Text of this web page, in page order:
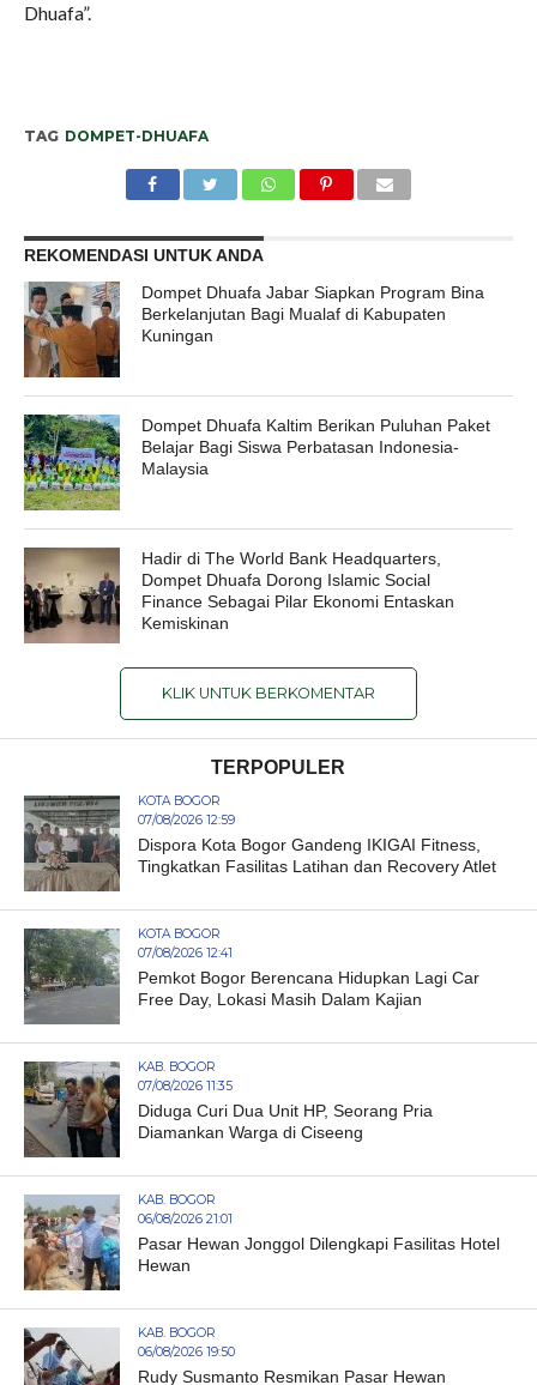
Dhuafa”.
TAG DOMPET-DHUAFA
REKOMENDASI UNTUK ANDA
Dompet Dhuafa Jabar Siapkan Program Bina
Berkelanjutan Bagi Mualaf di Kabupaten
Kuningan
Dompet Dhuafa Kaltim Berikan Puluhan Paket
Belajar Bagi Siswa Perbatasan Indonesia-
Malaysia
Hadir di The World Bank Headquarters,
Dompet Dhuafa Dorong Islamic Social
Finance Sebagai Pilar Ekonomi Entaskan
Kemiskinan
KLIK UNTUK BERKOMENTAR
TERPOPULER
KOTA BOGOR
07/08/2026 12:59
Dispora Kota Bogor Gandeng IKIGAI Fitness,
Tingkatkan Fasilitas Latihan dan Recovery Atlet
KOTA BOGOR
07/08/2026 12:41
Pemkot Bogor Berencana Hidupkan Lagi Car
Free Day, Lokasi Masih Dalam Kajian
KAB. BOGOR
07/08/2026 11:35
Diduga Curi Dua Unit HP, Seorang Pria
Diamankan Warga di Ciseeng
KAB. BOGOR
06/08/2026 21:01
Pasar Hewan Jonggol Dilengkapi Fasilitas Hotel
Hewan
KAB. BOGOR
06/08/2026 19:50
Rudy Susmanto Resmikan Pasar Hewan